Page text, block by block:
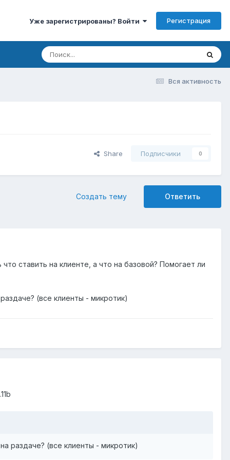
Уже зарегистрированы? Войти Регистрация
Вся активность
Share Подписчики 0
Ответить
Создать тему
ставить на клиенте, а что на базовой? Помогает ли
(все клиенты - микротик)
раздаче? (все клиенты - микротик)